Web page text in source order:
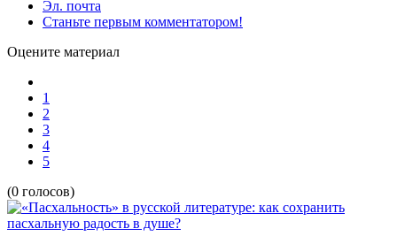
Эл. почта
Станьте первым комментатором!
Оцените материал
1
2
3
4
5
(0 голосов)